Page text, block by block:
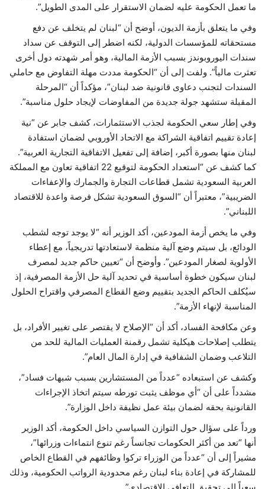
ما تعمل الحكومة عليه لضمان الاستقرار على المدى الطويل”.
وفي ما يتعلق بأزمة الديون، أوضح أن “لبنان لم يتخلف عن دفع
مستحقاته للمؤسسات الدولية، لكنه اضطر إلى التوقف عن سداد
سندات اليوروبوندز بسبب الأزمة المالية، وهو أمر شهدته دول أخرى
تعثرت مالياً”. ولفت إلى أن “الحكومة مددت مهلة التفاوض مع حاملي
السندات لتجنب دعاوى قانونية ضد لبنان”، مؤكداً أن “المرحلة
المقبلة ستشهد جولة جديدة من المفاوضات لإيجاد حلول مناسبة”.
وفي إطار سعي الحكومة لجذب الاستثمارات، كشف جابر عن “نية
إعادة تقييم اتفاقية الشراكة مع الاتحاد الأوروبي لضمان استفادة
لبنان منها بصورة أكبر، إضافة إلى تفعيل الاتفاقية التجارية العربية”.
كما كشف عن “استعداد الحكومة لتوقيع 22 اتفاقية تعاون مع المملكة
العربية السعودية تشمل قطاعات التجارة والجمارك والإعفاءات
الضريبية”، معتبراً أن “السوق السعودية تشكل فرصة واعدة للاقتصاد
اللبناني”.
وفي ما يخص أزمة المودعين، أكد الوزير أنه “لا يوجد توجه لشطب
الودائع، بل سيتم وضع آلية منظمة لاستعادتها تدريجياً، مع إعطاء
الأولوية لصغار المودعين”. وأوضح أن “تعيين حاكم جديد لمصرف
لبنان سيكون خطوة أساسية في تحديد آلية حل الأزمة المصرفية، إذ
سيُكلف الحاكم الجديد بتقييم وضع القطاع المصرفي واقتراح الحلول
المناسبة لإنهاء الأزمة”.
وعن مكافحة الفساد، أكد أن “الإصلاح لا يقتصر على تغيير الأفراد، بل
يتطلب إصلاحات هيكلية تشمل رقمنة العمليات المالية للحد من
التلاعب وضمان الشفافية في إدارة المال العام”.
وكشف عن استبعاده “عدداً من المستشارين بسبب شبهات فساد”،
مشدداً على أن “أي موظف يثبت تورطه سيتم اتخاذ الإجراءات
القانونية بحقه لضمان بيئة عمل نظيفة داخل الوزارة”.
ورداً على سؤال حول التوازن السياسي داخل الحكومة، أكد الوزير
أنها “تعد من أكثر الحكومات تجانساً رغم تنوع انتماءات وزرائها”،
مشيراً إلى أن “عدداً من الوزراء تركوا وظائفهم في القطاع الخاص
للمشاركة في إعادة بناء لبنان رغم محدودية الرواتب الحكومية، وذلك
سعياً إلى تحقيق التعافي الاقتصادي”.